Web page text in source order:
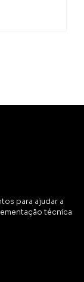
para ajudar a
técnica